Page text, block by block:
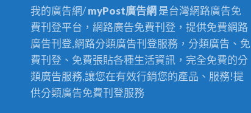
我的廣告網/myPost廣告網是台灣網路廣告免
費刊登平台，網路廣告免費刊登，提供免費網路
廣告刊登,網路分類廣告刊登服務，分類廣告、免
費刊登、免費張貼各種生活資訊，完全免費的分
類廣告服務,讓您在有效行銷您的產品、服務!提
供分類廣告免費刊登服務